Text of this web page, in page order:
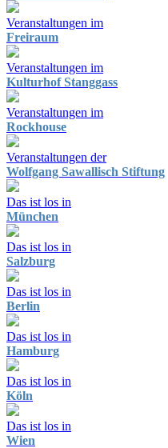
Veranstaltungen im
Freiraum
Veranstaltungen im
Kulturhof Stanggass
Veranstaltungen im
Rockhouse
Veranstaltungen der
Wolfgang Sawallisch Stiftung
Das ist los in
München
Das ist los in
Salzburg
Das ist los in
Berlin
Das ist los in
Hamburg
Das ist los in
Köln
Das ist los in
Wien